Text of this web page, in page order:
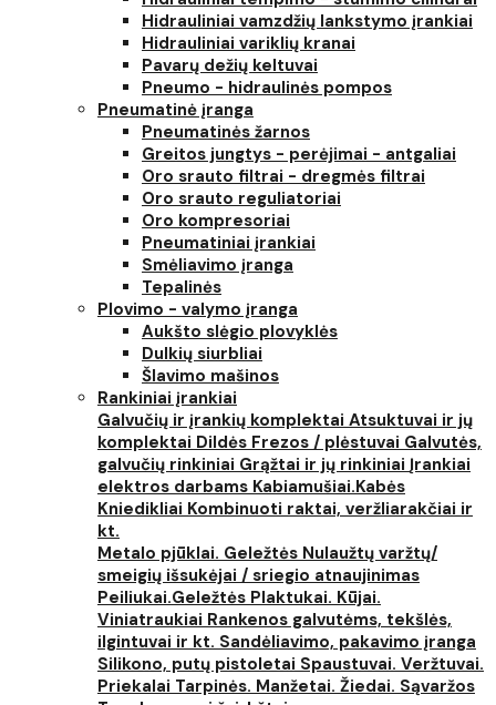
Hidrauliniai vamzdžių lankstymo įrankiai
Hidrauliniai variklių kranai
Pavarų dežių keltuvai
Pneumo - hidraulinės pompos
Pneumatinė įranga
Pneumatinės žarnos
Greitos jungtys - perėjimai - antgaliai
Oro srauto filtrai - dregmės filtrai
Oro srauto reguliatoriai
Oro kompresoriai
Pneumatiniai įrankiai
Smėliavimo įranga
Tepalinės
Plovimo - valymo įranga
Aukšto slėgio plovyklės
Dulkių siurbliai
Šlavimo mašinos
Rankiniai įrankiai
Galvučių ir įrankių komplektai Atsuktuvai ir jų
komplektai Dildės Frezos / plėstuvai Galvutės,
galvučių rinkiniai Grąžtai ir jų rinkiniai Įrankiai
elektros darbams Kabiamušiai.Kabės
Kniedikliai Kombinuoti raktai, veržliarakčiai ir
kt.
Metalo pjūklai. Geležtės Nulaužtų varžtų/
smeigių išsukėjai / sriegio atnaujinimas
Peiliukai.Geležtės Plaktukai. Kūjai.
Viniatraukiai Rankenos galvutėms, tekšlės,
ilgintuvai ir kt. Sandėliavimo, pakavimo įranga
Silikono, putų pistoletai Spaustuvai. Veržtuvai.
Priekalai Tarpinės. Manžetai. Žiedai. Sąvaržos